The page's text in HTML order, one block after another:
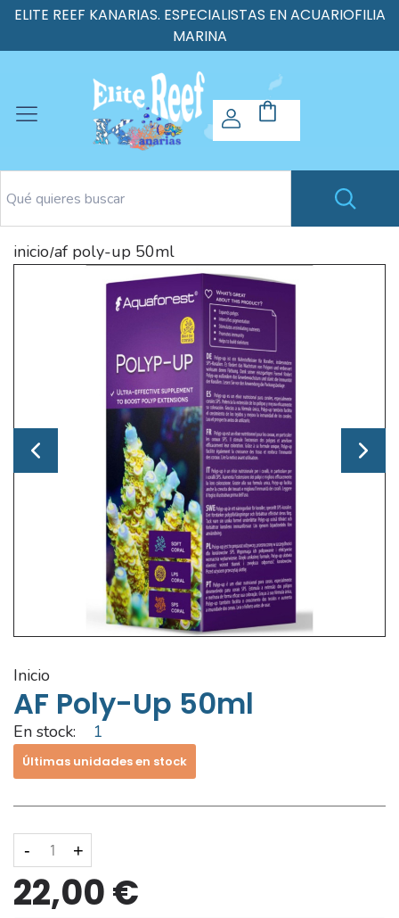
ELITE REEF KANARIAS. ESPECIALISTAS EN ACUARIOFILIA
MARINA
inicio/af poly-up 50ml
inicio
AF Poly-Up 50ml
En stock: 1
Últimas unidades en stock
- +
22,00 €